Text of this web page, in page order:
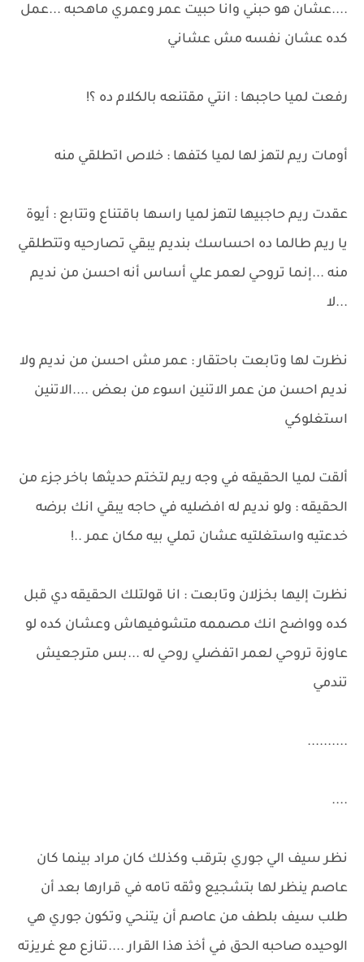
....عشان هو حبني وانا حبيت عمر وعمري ماهحبه ...عمل
كده عشان نفسه مش عشاني
رفعت لميا حاجبها : انتي مقتنعه بالكلام ده ؟!
أومات ريم لتهز لها لميا كتفها : خلاص اتطلقي منه
عقدت ريم حاجبيها لتهز لميا راسها باقتناع وتتابع : أيوة
يا ريم طالما ده احساسك بنديم يبقي تصارحيه وتتطلقي
منه ...إنما تروحي لعمر علي أساس أنه احسن من نديم
...لا
نظرت لها وتابعت باحتقار : عمر مش احسن من نديم ولا
نديم احسن من عمر الاتنين اسوء من بعض ....الاتنين
استغلوكي
ألقت لميا الحقيقه في وجه ريم لتختم حديثها باخر جزء من
الحقيقه : ولو نديم له افضليه في حاجه يبقي انك برضه
خدعتيه واستغلتيه عشان تملي بيه مكان عمر ..!
نظرت إليها بخزلان وتابعت : انا قولتلك الحقيقه دي قبل
كده وواضح انك مصممه متشوفيهاش وعشان كده لو
عاوزة تروحي لعمر اتفضلي روحي له ...بس مترجعيش
تندمي
..........
....
نظر سيف الي جوري بترقب وكذلك كان مراد بينما كان
عاصم ينظر لها بتشجيع وثقه تامه في قرارها بعد أن
طلب سيف بلطف من عاصم أن يتنحي وتكون جوري هي
الوحيده صاحبه الحق في أخذ هذا القرار ....تنازع مع غريزته